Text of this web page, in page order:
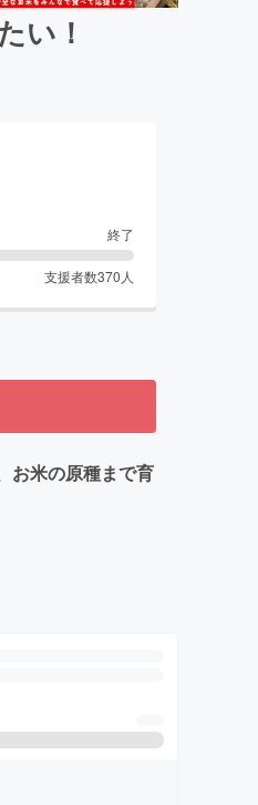
い！
終了
支援者数370 人
お米の原種まで育